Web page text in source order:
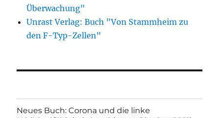
Überwachung"
Unrast Verlag: Buch "Von Stammheim zu
den F-Typ-Zellen"
Neues Buch: Corona und die linke